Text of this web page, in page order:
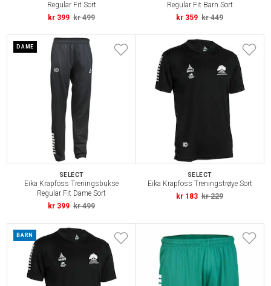
Regular Fit Sort
kr 399 kr 499
Regular Fit Barn Sort
kr 359 kr 449
DAME
SELECT
Eika Krapfoss Treningsbukse
Regular Fit Dame Sort
kr 399 kr 499
SELECT
Eika Krapfoss Treningstrøye Sort
kr 183 kr 229
BARN